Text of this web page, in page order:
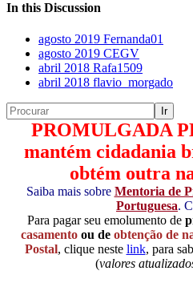
In this Discussion
agosto 2019 Fernanda01
agosto 2019 CEGV
abril 2018 Rafa1509
abril 2018 flavio_morgado
PROMULGADA
mantém cidadania
obtém outra
Saiba mais sobre Mentoria de
Portuguesa.
Para pagar seu emolumento de
casamento ou de obtenção de
Postal, clique neste link, para
(valores